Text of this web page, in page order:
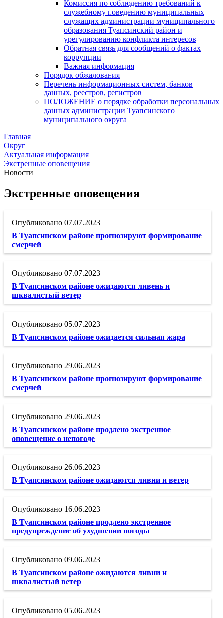
Комиссия по соблюдению требований к
служебному поведению муниципальных
служащих администрации муниципального
образования Туапсинский район и
урегулированию конфликта интересов
Обратная связь для сообщений о фактах
коррупции
Важная информация
Порядок обжалования
Перечень информационных систем, банков
данных, реестров, регистров
ПОЛОЖЕНИЕ о порядке обработки персональных
данных администрации Туапсинского
муниципального округа
Главная
Округ
Актуальная информация
Экстренные оповещения
Новости
Экстренные оповещения
07.07.2023
В Туапсинском районе прогнозируют формирование
смерчей
07.07.2023
В Туапсинском районе ожидаются ливень и
шквалистый ветер
05.07.2023
В Туапсинском районе ожидается сильная жара
29.06.2023
В Туапсинском районе прогнозируют формирование
смерчей
29.06.2023
В Туапсинском районе продлено экстренное
оповещение о непогоде
26.06.2023
В Туапсинском районе ожидаются ливни и ветер
16.06.2023
В Туапсинском районе продлено экстренное
предупреждение об ухудшении погоды
09.06.2023
В Туапсинском районе ожидаются ливни и
шквалистый ветер
05.06.2023